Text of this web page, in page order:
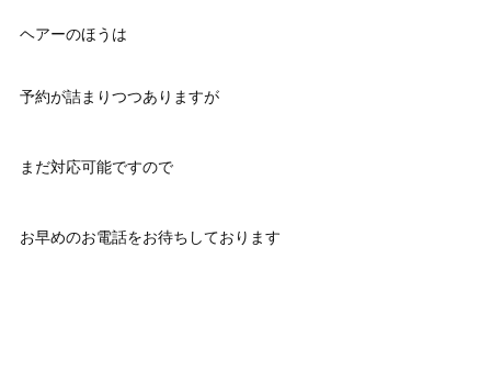
ヘアーのほうは
予約が詰まりつつありますが
まだ対応可能ですので
お早めのお電話をお待ちしております